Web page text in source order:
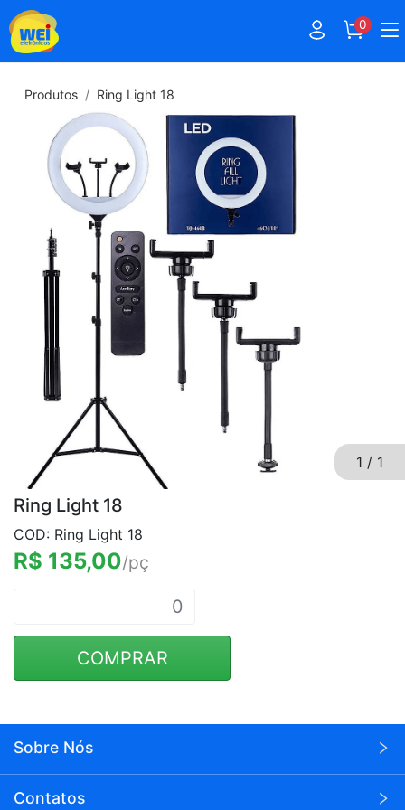
0
Produtos Ring Light 18
1 / 1
Ring Light 18
COD: Ring Light 18
R$ 135,00/pç
COMPRAR
Sobre Nós
seguimento de eletrônicos em atacado.
Contatos